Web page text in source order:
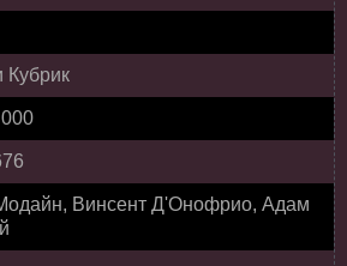
Кубрик
Винсент Д'Онофрио, Адам